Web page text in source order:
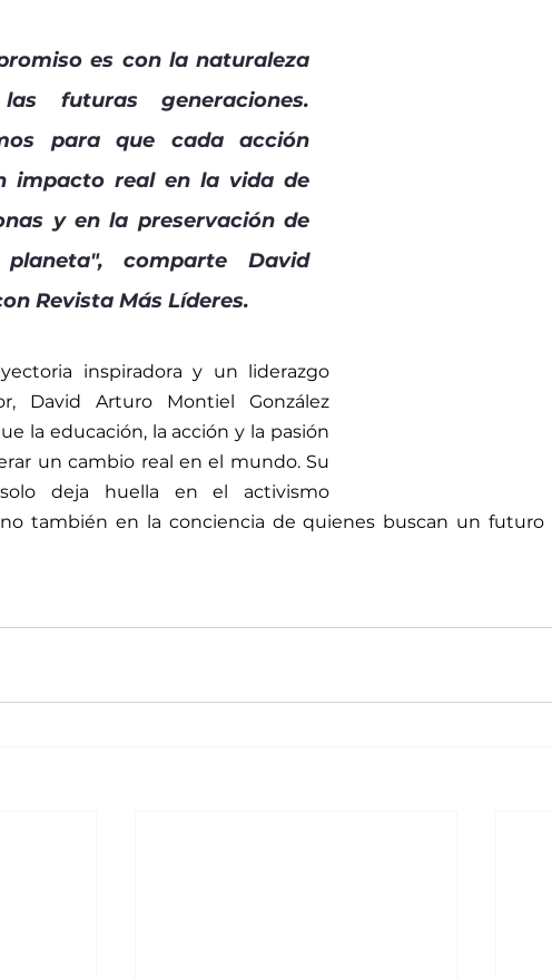
es con la naturaleza
futuras generaciones.
para que cada acción
impacto real en la vida de
y en la preservación de
comparte David
Revista Más Líderes.
inspiradora y un liderazgo
David Arturo Montiel González
la educación, la acción y la pasión
un cambio real en el mundo. Su
deja huella en el activismo
también en la conciencia de quienes buscan un futuro